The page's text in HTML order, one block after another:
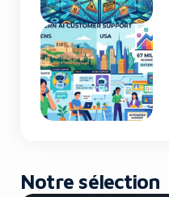
Notre sélection